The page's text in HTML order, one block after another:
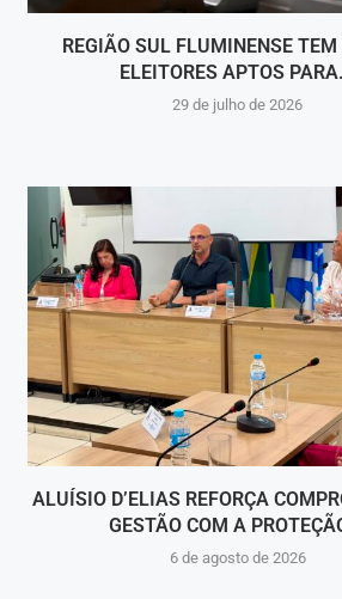
REGIÃO SUL FLUMINENSE
ELEITORES APTOS
29 de julho de 2026
ALUÍSIO D’ELIAS REFORÇA
GESTÃO COM A
6 de agosto de 2026